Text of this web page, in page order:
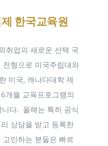
한국교육원
취업의 새로운 선택 국
형으로 미국주립대와
미국, 캐나다대학 제
개월 교육프로그램의
다. ​ 올해는 특히 공식
상담을 받고 등록한
민하는 분들은 빠르